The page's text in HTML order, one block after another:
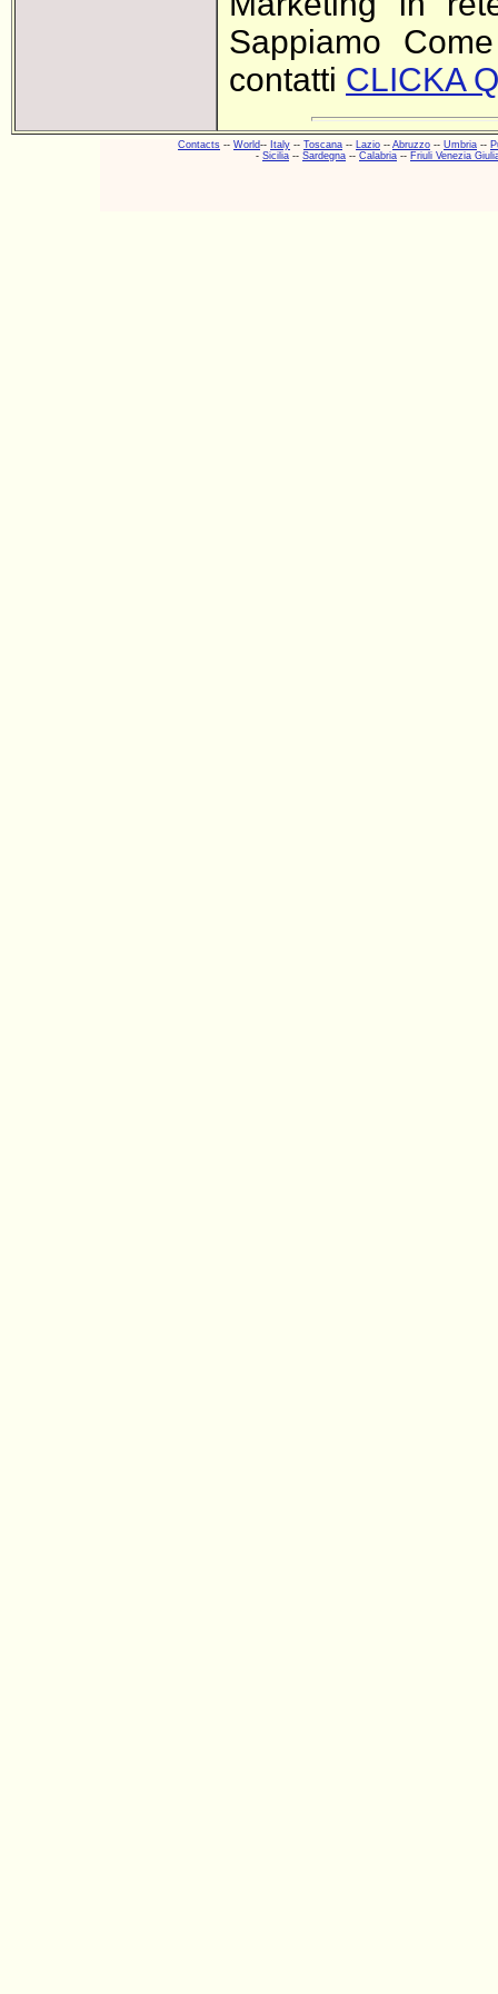
Sappiamo
contatti CLICKA
Contacts -- World-- Italy -- Toscana -- Lazio -- Abruzzo -- Umbria --
- Sicilia -- Sardegna -- Calabria -- Friuli Venezia